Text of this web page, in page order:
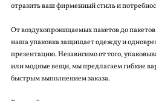
отразить ваш фирменный стиль и
От воздухопроницаемых пакетов до
наша упаковка защищает одежду и
презентацию. Независимо от того,
или модные вещи, мы предлагаем гибкие
быстрым выполнением заказа.